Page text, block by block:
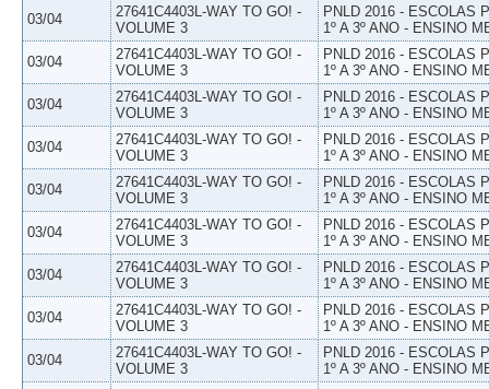
03/04
27641C4403L-WAY TO GO! -
VOLUME 3
PNLD 2016 - ESCOLAS
1º A 3º ANO - ENSINO
03/04
27641C4403L-WAY TO GO! -
VOLUME 3
PNLD 2016 - ESCOLAS
1º A 3º ANO - ENSINO
03/04
27641C4403L-WAY TO GO! -
VOLUME 3
PNLD 2016 - ESCOLAS
1º A 3º ANO - ENSINO
03/04
27641C4403L-WAY TO GO! -
VOLUME 3
PNLD 2016 - ESCOLAS
1º A 3º ANO - ENSINO
03/04
27641C4403L-WAY TO GO! -
VOLUME 3
PNLD 2016 - ESCOLAS
1º A 3º ANO - ENSINO
03/04
27641C4403L-WAY TO GO! -
VOLUME 3
PNLD 2016 - ESCOLAS
1º A 3º ANO - ENSINO
03/04
27641C4403L-WAY TO GO! -
VOLUME 3
PNLD 2016 - ESCOLAS
1º A 3º ANO - ENSINO
03/04
27641C4403L-WAY TO GO! -
VOLUME 3
PNLD 2016 - ESCOLAS
1º A 3º ANO - ENSINO
03/04
27641C4403L-WAY TO GO! -
VOLUME 3
PNLD 2016 - ESCOLAS
1º A 3º ANO - ENSINO